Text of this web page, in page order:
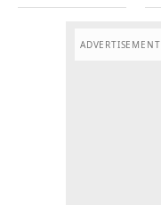
ADVERTISEMENT